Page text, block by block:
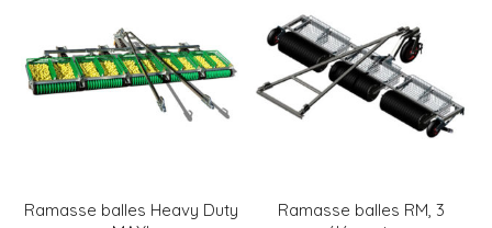
Ramasse balles Heavy Duty
Ramasse balles RM, 3